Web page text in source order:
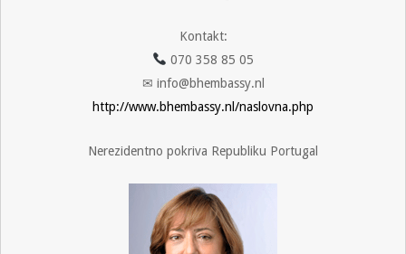
Kontakt:
070 358 85 05
✉ info@bhembassy.nl
http://www.bhembassy.nl/naslovna.php
Nerezidentno pokriva Republiku Portugal